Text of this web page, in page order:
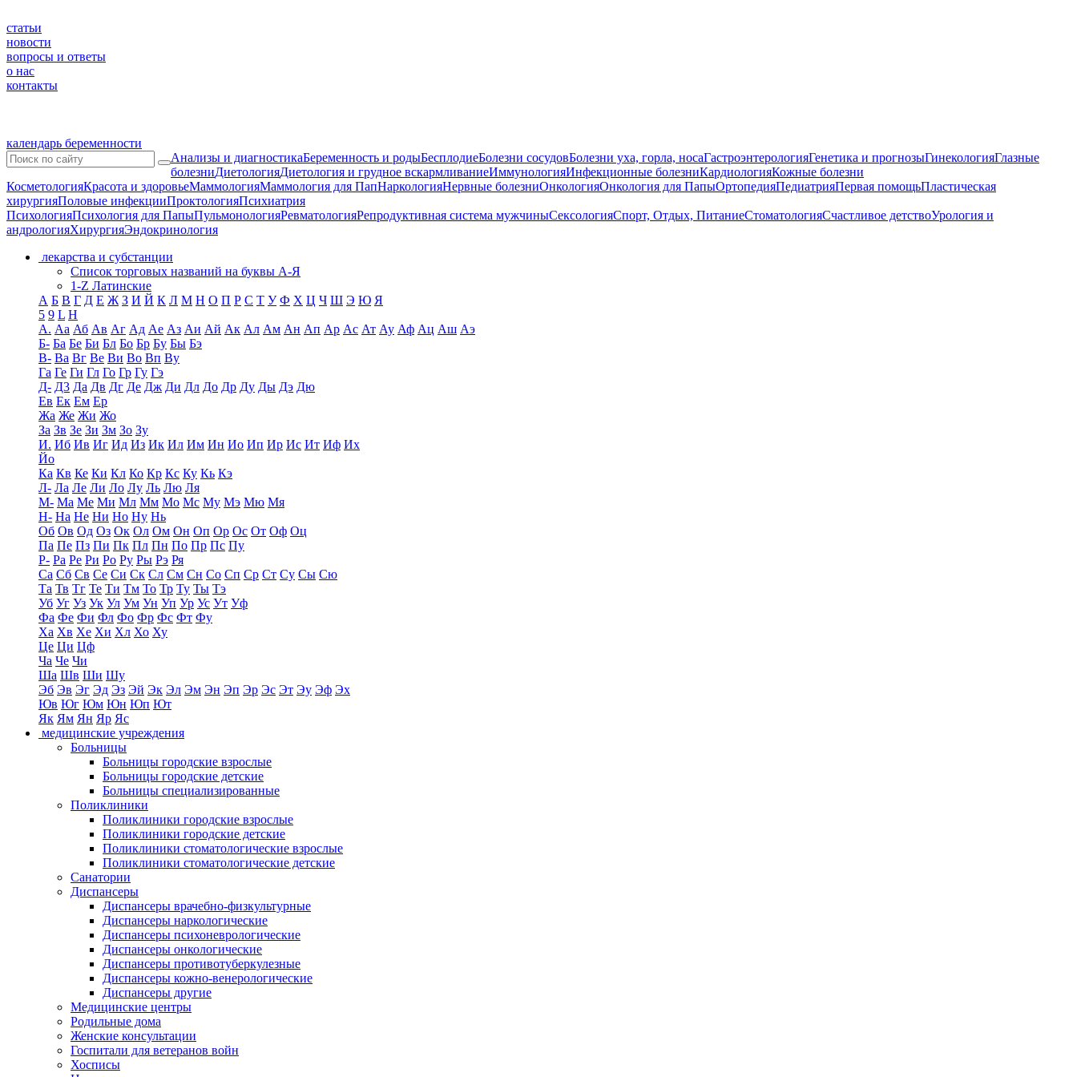
статьи
новости
вопросы и ответы
о нас
контакты
календарь беременности
Анализы и диагностикаБеременность и родыБесплодиеБолезни сосудовБолезни уха, горла, носаГастроэнтерологияГенетика и прогнозыГинекологияГлазные
болезниДиетологияДиетология и грудное вскармливаниеИммунологияИнфекционные болезниКардиологияКожные болезни
КосметологияКрасота и здоровьеМаммологияМаммология для ПапНаркологияНервные болезниОнкологияОнкология для ПапыОртопедияПедиатрияПервая помощьПластическая
хирургияПоловые инфекцииПроктологияПсихиатрия
ПсихологияПсихология для ПапыПульмонологияРевматологияРепродуктивная система мужчиныСексологияСпорт, Отдых, ПитаниеСтоматологияСчастливое детствоУрология и
андрологияХирургияЭндокринология
лекарства и субстанции
Список торговых названий на буквы А-Я
1-Z Латинские
А Б В Г Д Е Ж З И Й К Л М Н О П Р С Т У Ф Х Ц Ч Ш Э Ю Я
5 9 L H
А. Аа Аб Ав Аг Ад Ае Аз Аи Ай Ак Ал Ам Ан Ап Ар Ас Ат Ау Аф Ац Аш Аэ
Б- Ба Бе Би Бл Бо Бр Бу Бы Бэ
В- Ва Вг Ве Ви Во Вп Ву
Га Ге Ги Гл Го Гр Гу Гэ
Д- Д3 Да Дв Дг Де Дж Ди Дл До Др Ду Ды Дэ Дю
Ев Ек Ем Ер
Жа Же Жи Жо
За Зв Зе Зи Зм Зо Зу
И. Иб Ив Иг Ид Из Ик Ил Им Ин Ио Ип Ир Ис Ит Иф Их
Йо
Ка Кв Ке Ки Кл Ко Кр Кс Ку Кь Кэ
Л- Ла Ле Ли Ло Лу Ль Лю Ля
М- Ма Ме Ми Мл Мм Мо Мс Му Мэ Мю Мя
Н- На Не Ни Но Ну Нь
Об Ов Од Оз Ок Ол Ом Он Оп Ор Ос От Оф Оц
Па Пе Пз Пи Пк Пл Пн По Пр Пс Пу
Р- Ра Ре Ри Ро Ру Ры Рэ Ря
Са Сб Св Се Си Ск Сл См Сн Со Сп Ср Ст Су Сы Сю
Та Тв Тг Те Ти Тм То Тр Ту Ты Тэ
Уб Уг Уз Ук Ул Ум Ун Уп Ур Ус Ут Уф
Фа Фе Фи Фл Фо Фр Фс Фт Фу
Ха Хв Хе Хи Хл Хо Ху
Це Ци Цф
Ча Че Чи
Ша Шв Ши Шу
Эб Эв Эг Эд Эз Эй Эк Эл Эм Эн Эп Эр Эс Эт Эу Эф Эх
Юв Юг Юм Юн Юп Ют
Як Ям Ян Яр Яс
медицинские учреждения
Больницы
Больницы городские взрослые
Больницы городские детские
Больницы специализированные
Поликлиники
Поликлиники городские взрослые
Поликлиники городские детские
Поликлиники стоматологические взрослые
Поликлиники стоматологические детские
Санатории
Диспансеры
Диспансеры врачебно-физкультурные
Диспансеры наркологические
Диспансеры психоневрологические
Диспансеры онкологические
Диспансеры противотуберкулезные
Диспансеры кожно-венерологические
Диспансеры другие
Медицинские центры
Родильные дома
Женские консультации
Госпитали для ветеранов войн
Хосписы